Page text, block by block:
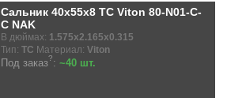
Сальник 40x55x8 TC Viton 80-N01-C-
C NAK
В дюймах: 1.575x2.165x0.315
Тип: TC Материал: Viton
Под заказ?: ~40 шт.